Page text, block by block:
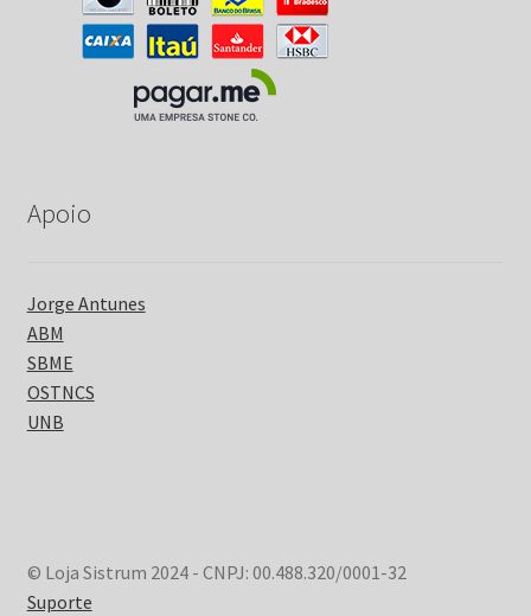
Apoio
Jorge Antunes
ABM
SBME
OSTNCS
UNB
© Loja Sistrum 2024 - CNPJ: 00.488.320/0001-32
Suporte